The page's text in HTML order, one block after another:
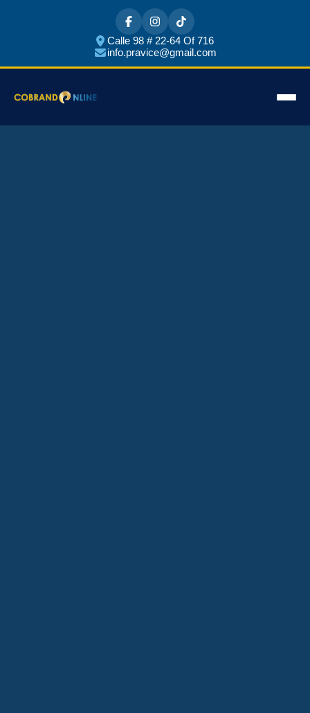
Calle 98 # 22-64 Of 716
info.pravice@gmail.com